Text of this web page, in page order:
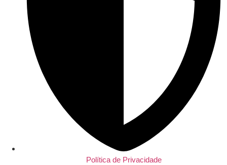
Política de Privacidade